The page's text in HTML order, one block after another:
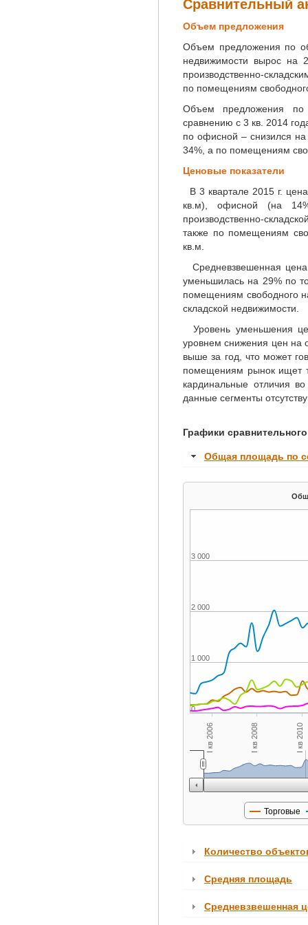
Сравнительный
Объем предложения
Объем предложения по
недвижимости вырос на
производственно-
по помещениям
Объем предложения
сравнению с 3 кв. 2014
по офисной – снизился
34%, а по помещениям
Ценовые показатели
В 3 квартале 2015 г.
кв.м), офисной (на
производственно-
также по помещениям
кв.м.
Средневзвешенная
уменьшилась на 29% по
помещениям свободного
складской недвижимости.
Уровень уменьшения
уровнем снижения цен на
выше за год, что может
помещениям рынок ищет
кардинальные отличия
данные сегменты
Графики
Общая площадь по
Торговые
I кв 2006 I кв 2008 I кв 2010
0
1 000
2 000
3 000
Количество
Средняя площадь
Средневзвешенная